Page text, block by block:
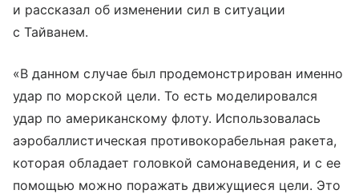
и рассказал об изменении сил в ситуации
с Тайванем.
«В данном случае был продемонстрирован именно
удар по морской цели. То есть моделировался
удар по американскому флоту. Использовалась
аэробаллистическая противокорабельная ракета,
которая обладает головкой самонаведения, и с ее
помощью можно поражать движущиеся цели. Это